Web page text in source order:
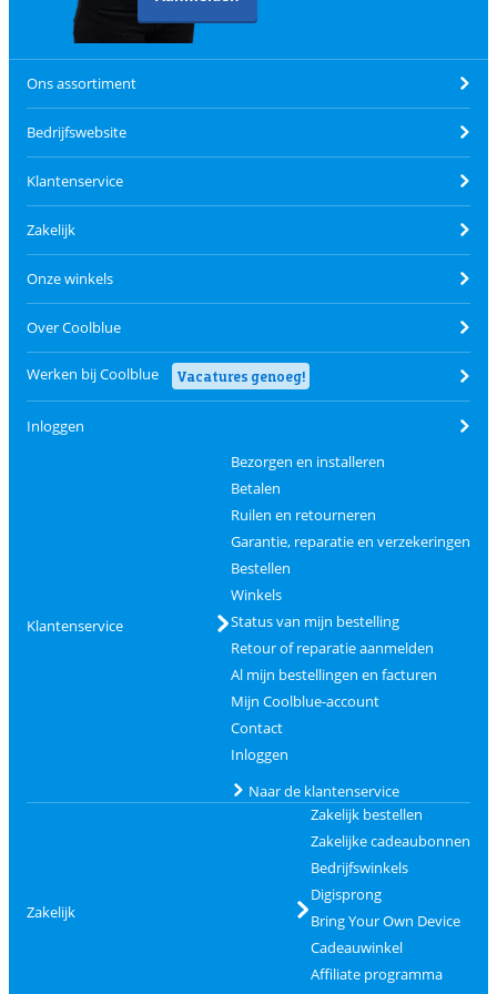
Ons assortiment
Bedrijfswebsite
Klantenservice
Zakelijk
Onze winkels
Over Coolblue
Werken bij Coolblue Vacatures genoeg!
Inloggen
Klantenservice
Bezorgen en installeren
Betalen
Ruilen en retourneren
Garantie, reparatie en verzekeringen
Bestellen
Winkels
Status van mijn bestelling
Retour of reparatie aanmelden
Al mijn bestellingen en facturen
Mijn Coolblue-account
Contact
Inloggen
Naar de klantenservice
Zakelijk
Zakelijk bestellen
Zakelijke cadeaubonnen
Bedrijfswinkels
Digisprong
Bring Your Own Device
Cadeauwinkel
Affiliate programma